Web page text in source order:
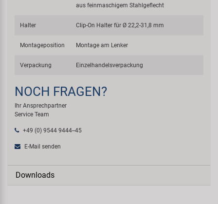
aus feinmaschigem Stahlgeflecht
Halter Clip-On Halter für Ø 22,2-31,8 mm
Montageposition Montage am Lenker
Verpackung Einzelhandelsverpackung
NOCH FRAGEN?
Ihr Ansprechpartner
Service Team
+49 (0) 9544 9444--45
E-Mail senden
Downloads